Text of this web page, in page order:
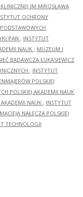
IM.MIROSŁAWA
OCHRONY
PAN ; INSTYTUT
NAUK ; MUZEUM I
BADAWCZA ŁUKASIEWICZ
; INSTYTUT
POLSKIEJ
POLSKIEJ AKADEMII NAUK
NAUK ; INSTYTUT
NAŁĘCZA POLSKIEJ
TECHNOLOGII